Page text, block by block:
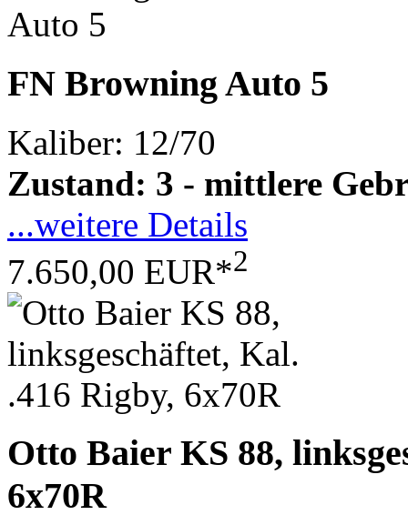
FN Browning Auto 5
Kaliber: 12/70
Zustand: 3 - mittlere
...weitere Details
7.650,00 EUR*2
Otto Baier KS 88,
6x70R